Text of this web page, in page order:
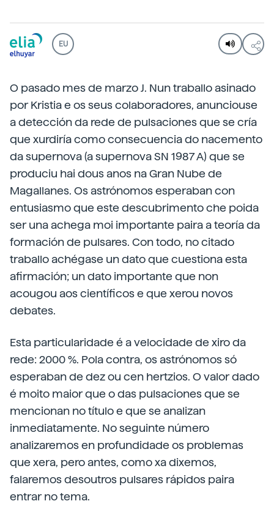
EU
O pasado mes de marzo J. Nun traballo asinado
por Kristia e os seus colaboradores, anunciouse
a detección da rede de pulsaciones que se cría
que xurdiría como consecuencia do nacemento
da supernova (a supernova SN 1987 A) que se
produciu hai dous anos na Gran Nube de
Magallanes. Os astrónomos esperaban con
entusiasmo que este descubrimento che poida
ser una achega moi importante paira a teoría da
formación de pulsares. Con todo, no citado
traballo achégase un dato que cuestiona esta
afirmación; un dato importante que non
acougou aos científicos e que xerou novos
debates.
Esta particularidade é a velocidade de xiro da
rede: 2000 %. Pola contra, os astrónomos só
esperaban de dez ou cen hertzios. O valor dado
é moito maior que o das pulsaciones que se
mencionan no título e que se analizan
inmediatamente. No seguinte número
analizaremos en profundidade os problemas
que xera, pero antes, como xa dixemos,
falaremos desoutros pulsares rápidos paira
entrar no tema.